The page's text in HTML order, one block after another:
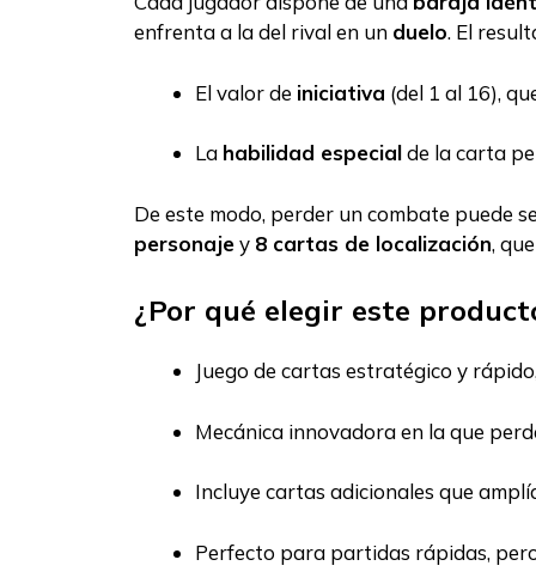
enfrenta a la del rival en un duelo. El
El valor de iniciativa (del 1 al 16),
La habilidad especialde la carta
De este modo, perder un combate puede
personajey 8 cartas de localización,
¿Por qué elegir este
Juego de cartas estratégico y
Mecánica innovadora en la que
Incluye cartas adicionales que
Perfecto para partidas rápidas,